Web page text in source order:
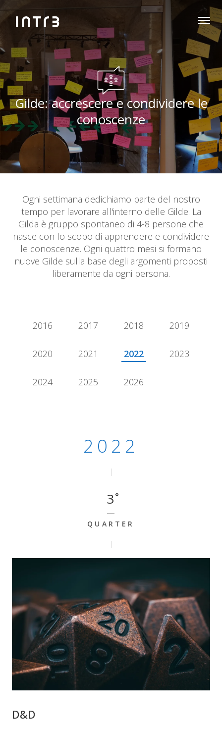
Gilde: accrescere e condividere le
conoscenze
Ogni settimana dedichiamo parte del nostro
tempo per lavorare all'interno delle Gilde. La
Gilda è gruppo spontaneo di 4-8 persone che
nasce con lo scopo di apprendere e condividere
le conoscenze. Ogni quattro mesi si formano
nuove Gilde sulla base degli argomenti proposti
liberamente da ogni persona.
2016 2017 2018 2019
2020 2021 2022 2023
2024 2025 2026
2022
3
QUARTER
D&D